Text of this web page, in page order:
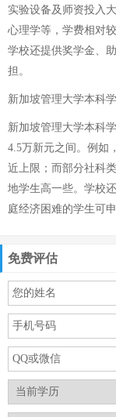
实验设备及师资投入
心理学等，学费相对
学校还提供奖学金、
担。
新加坡管理大学本科
新加坡管理大学本科
4.5万新元之间。例如
近上限；而部分社科
地学生高一些。学校
庭经济困难的学生可
免费评估